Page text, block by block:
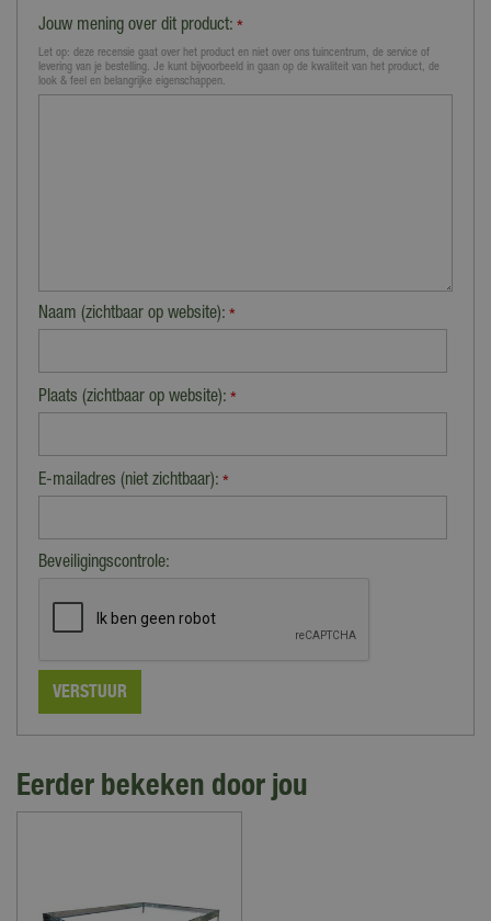
Jouw mening over dit product: *
Let op: deze recensie gaat over het product en niet over ons tuincentrum, de service of
levering van je bestelling. Je kunt bijvoorbeeld in gaan op de kwaliteit van het product, de
look & feel en belangrijke eigenschappen.
Naam (zichtbaar op website): *
Plaats (zichtbaar op website): *
E-mailadres (niet zichtbaar): *
Beveiligingscontrole:
Eerder bekeken door jou